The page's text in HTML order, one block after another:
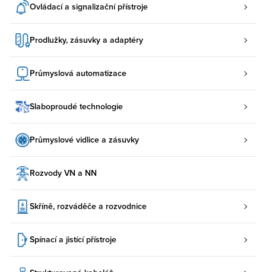
Ovládací a signalizační přístroje
Prodlužky, zásuvky a adaptéry
Průmyslová automatizace
Slaboproudé technologie
Průmyslové vidlice a zásuvky
Rozvody VN a NN
Skříně, rozváděče a rozvodnice
Spínací a jistící přístroje